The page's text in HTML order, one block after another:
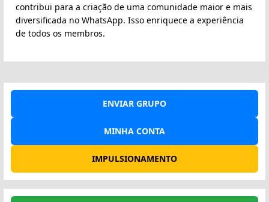
contribui para a criação de uma comunidade maior e mais
diversificada no WhatsApp. Isso enriquece a experiência
de todos os membros.
ENVIAR GRUPO
MINHA CONTA
IMPULSIONAMENTO